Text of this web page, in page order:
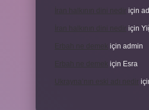
için
için
için admin
için Esra